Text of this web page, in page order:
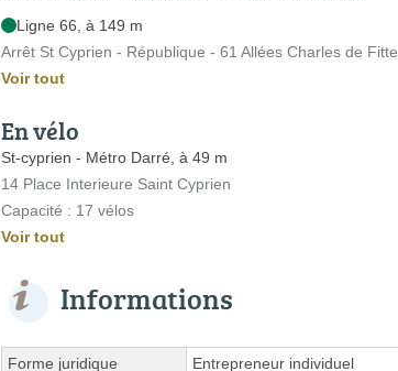
Ligne 66, à 149 m
Arrêt St Cyprien - République - 61 Allées Charles de Fitte
Voir tout
En vélo
St-cyprien - Métro Darré, à 49 m
14 Place Interieure Saint Cyprien
Capacité : 17 vélos
Voir tout
Informations
Forme juridique Entrepreneur individuel